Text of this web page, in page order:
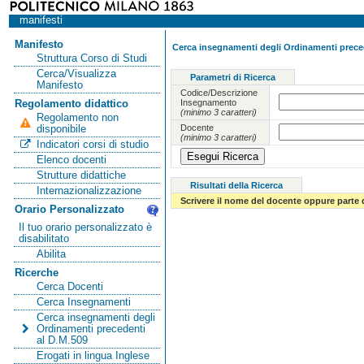
manifesti
Manifesto
Struttura Corso di Studi
Cerca/Visualizza
Manifesto
Regolamento didattico
Regolamento non
disponibile
Indicatori corsi di studio
Elenco docenti
Strutture didattiche
Internazionalizzazione
Orario Personalizzato
Il tuo orario personalizzato è
disabilitato
Abilita
Ricerche
Cerca Docenti
Cerca Insegnamenti
Cerca insegnamenti degli
Ordinamenti precedenti
al D.M.509
Erogati in lingua Inglese
Cerca insegnamenti degli Ordinamenti
Parametri di Ricerca
Codice/Descrizione
Insegnamento
(minimo 3 caratteri)
Docente
(minimo 3 caratteri)
Risultati della Ricerca
Scrivere il nome del docente oppure